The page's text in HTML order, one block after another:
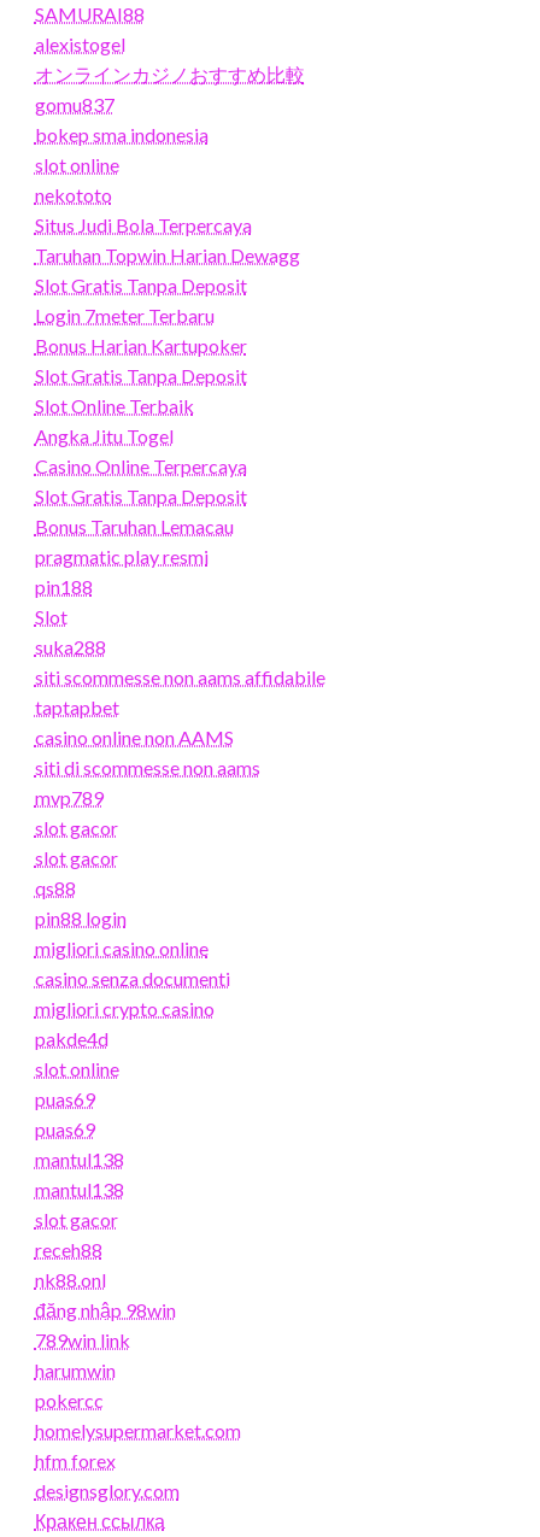
SAMURAI88
alexistogel
オンラインカジノおすすめ比較
gomu837
bokep sma indonesia
slot online
nekototo
Situs Judi Bola Terpercaya
Taruhan Topwin Harian Dewagg
Slot Gratis Tanpa Deposit
Login 7meter Terbaru
Bonus Harian Kartupoker
Slot Gratis Tanpa Deposit
Slot Online Terbaik
Angka Jitu Togel
Casino Online Terpercaya
Slot Gratis Tanpa Deposit
Bonus Taruhan Lemacau
pragmatic play resmi
pin188
Slot
suka288
siti scommesse non aams affidabile
taptapbet
casino online non AAMS
siti di scommesse non aams
mvp789
slot gacor
slot gacor
qs88
pin88 login
migliori casino online
casino senza documenti
migliori crypto casino
pakde4d
slot online
puas69
puas69
mantul138
mantul138
slot gacor
receh88
nk88.onl
đăng nhập 98win
789win link
harumwin
pokercc
homelysupermarket.com
hfm forex
designsglory.com
Кракен ссылка